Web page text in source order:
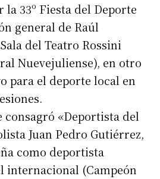
33º Fiesta del Deporte
general de Raúl
del Teatro Rossini
Nuevejuliense), en otro
para el deporte local en
consagró «Deportista del
Juan Pedro Gutiérrez,
como deportista
internacional (Campeón